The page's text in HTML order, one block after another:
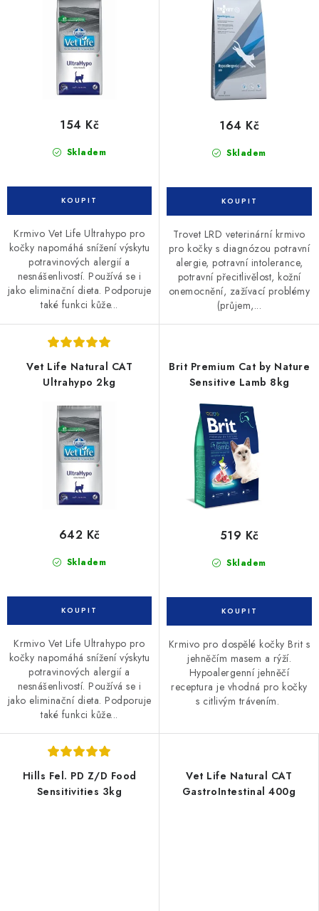
Skladem
154 Kč
Krmivo Vet Life Ultrahypo pro
kočky napomáhá snížení výskytu
potravinových alergií a
nesnášenlivostí. Používá se i
jako eliminační dieta. Podporuje
také funkci kůže...
Skladem
164 Kč
Trovet LRD veterinární krmivo
pro kočky s diagnózou potravní
alergie, potravní intolerance,
potravní přecitlivělost, kožní
onemocnění, zažívací problémy
(průjem,...
Vet Life Natural CAT
Ultrahypo 2kg
Skladem
642 Kč
Krmivo Vet Life Ultrahypo pro
kočky napomáhá snížení výskytu
potravinových alergií a
nesnášenlivostí. Používá se i
jako eliminační dieta. Podporuje
také funkci kůže...
Brit Premium Cat by Nature
Sensitive Lamb 8kg
Skladem
519 Kč
Krmivo pro dospělé kočky Brit s
jehněčím masem a rýží.
Hypoalergenní jehněčí
receptura je vhodná pro kočky
s citlivým trávením.
Hills Fel. PD Z/D Food
Sensitivities 3kg
Vet Life Natural CAT
GastroIntestinal 400g